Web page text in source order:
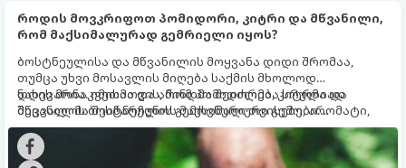
როდის მოვკრიფოთ პომიდორი, კიტრი და მწვანილი,
რომ მაქსიმალურად გემრიელი იყოს?
ბოსტნეულისა და მწვანილის მოყვანა დიდი შრომაა,
თუმცა უხვი მოსავლის მიღება საქმის მხოლოდ
ნახევარია. იმისათვის, რომ პომიდორმა, კიტრმა და
მწვანილმა შეინარჩუნოს მაქსიმალური გემო, არომატი,
ვიტამინები და სითხე, უდიდესი მნიშვნელობა აქვს
მოსავლის აღების დროს.
დღის მონაკვეთმა და ამინდმა შეიძლება სრულიად
შეცვალოს ბოსტნეულის გემოვნური თვისებები.
გთავაზობთ გამოცდილ კულინარიულ და აგრონომიულ
რჩევებს, თუ როდის არის საუკეთესო დრო მოსავლის
ასაკრეფად.